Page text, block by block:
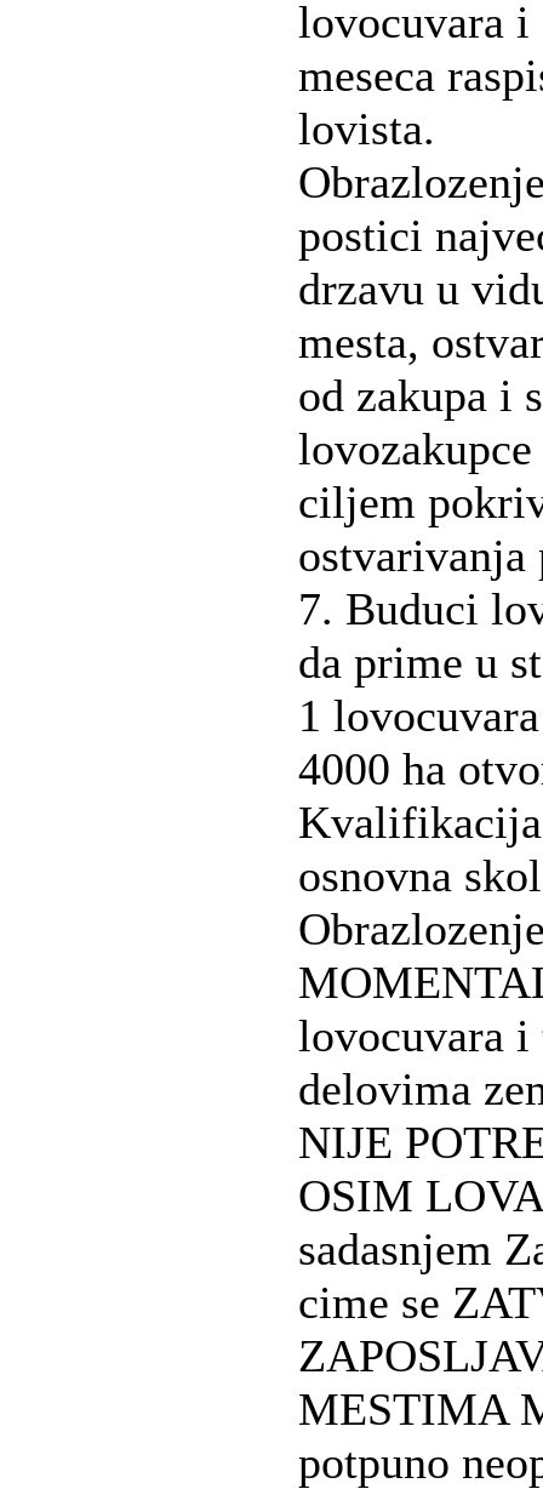
lovocuvara i
meseca
lovista.
postici
drzavu u
mesta,
od zakupa i
ciljem
7. Buduci
da prime u
1
4000 ha
Kvalifikacija
osnovna
lovocuvara
delovima
NIJE
OSIM
sadasnjem
cime se
MESTIMA
potpuno